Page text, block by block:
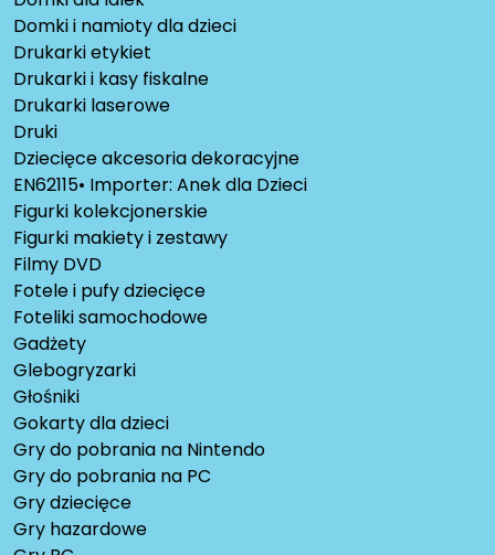
Domki i namioty dla dzieci
Drukarki etykiet
Drukarki i kasy fiskalne
Drukarki laserowe
Druki
Dziecięce akcesoria dekoracyjne
EN62115• Importer: Anek dla Dzieci
Figurki kolekcjonerskie
Figurki makiety i zestawy
Filmy DVD
Fotele i pufy dziecięce
Foteliki samochodowe
Gadżety
Glebogryzarki
Głośniki
Gokarty dla dzieci
Gry do pobrania na Nintendo
Gry do pobrania na PC
Gry dziecięce
Gry hazardowe